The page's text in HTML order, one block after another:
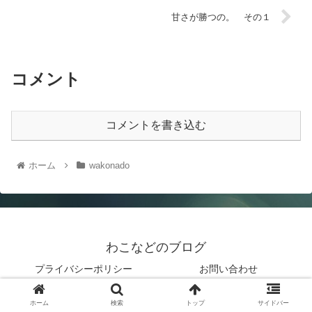
甘さが勝つの。 その１
コメント
コメントを書き込む
ホーム wakonado
わこなどのブログ
プライバシーポリシー お問い合わせ
© 2019 わこなどのブログ.
ホーム 検索 トップ サイドバー